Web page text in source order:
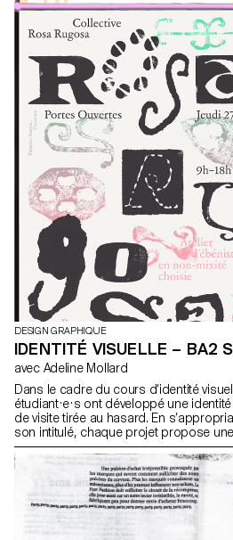
DESIGN GRAPHIQUE
IDENTITÉ VISUELLE – BA2
avec Adeline Mollard
Dans le cadre du cours d’identité
étudiant·e·s ont développé une
de visite tirée au hasard. En
son intitulé, chaque projet propose
de celle-ci. Chaque proposition
choix d’un outil en lien avec
tatouer, ponceuse, matériel de
prolongement conceptuel et
déclinée sur une série de supports,
F4, comprenant affiches, flyers,
affiche animée.